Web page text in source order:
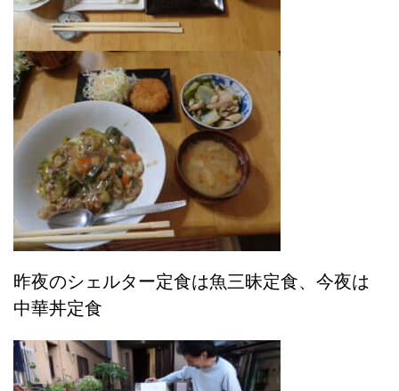
昨夜のシェルター定食は魚三昧定食、今夜は
中華丼定食